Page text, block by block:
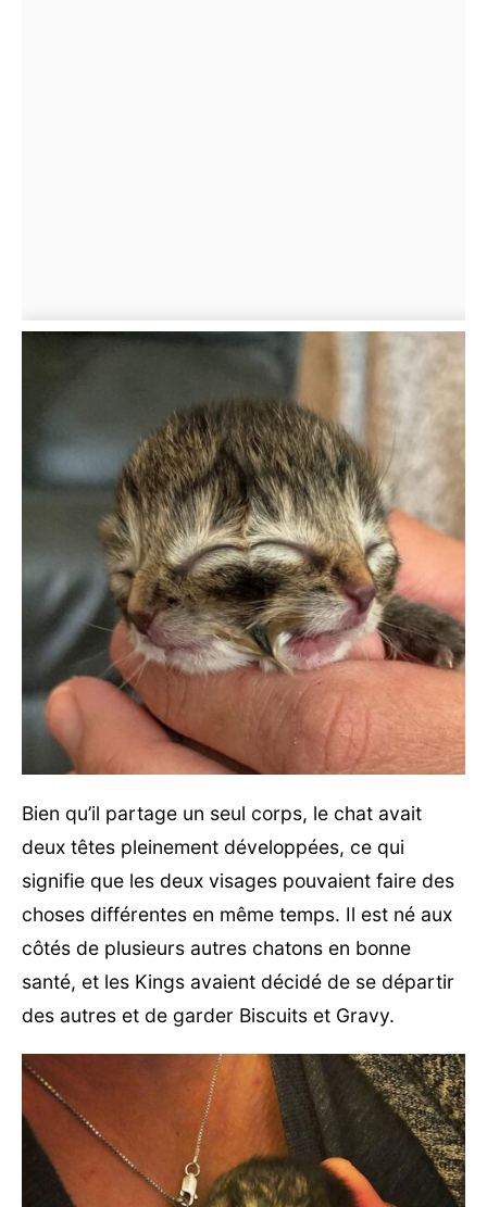
Bien qu’il partage un seul corps, le chat avait
deux têtes pleinement développées, ce qui
signifie que les deux visages pouvaient faire des
choses différentes en même temps. Il est né aux
côtés de plusieurs autres chatons en bonne
santé, et les Kings avaient décidé de se départir
des autres et de garder Biscuits et Gravy.